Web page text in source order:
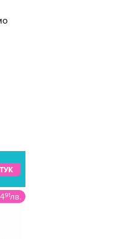
ТУК
91лв.